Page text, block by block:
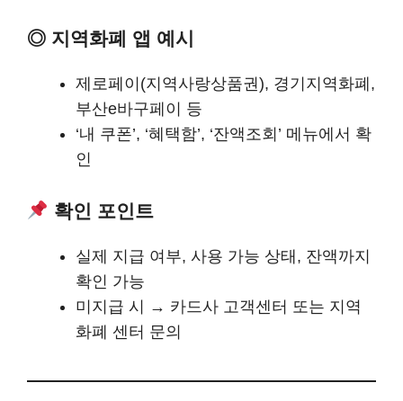
◎ 지역화폐 앱 예시
제로페이(지역사랑상품권), 경기지역화폐,
부산e바구페이 등
‘내 쿠폰’, ‘혜택함’, ‘잔액조회’ 메뉴에서 확
인
확인 포인트
실제 지급 여부, 사용 가능 상태, 잔액까지
확인 가능
미지급 시 → 카드사 고객센터 또는 지역
화폐 센터 문의